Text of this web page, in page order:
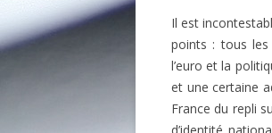
Il est
points : tous les
l’euro et la
et une certaine
France du repli